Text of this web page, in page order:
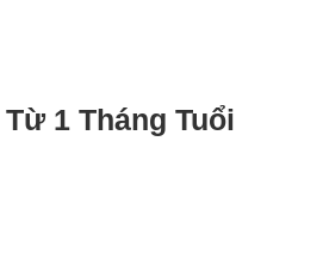
1 Tháng Tuổi